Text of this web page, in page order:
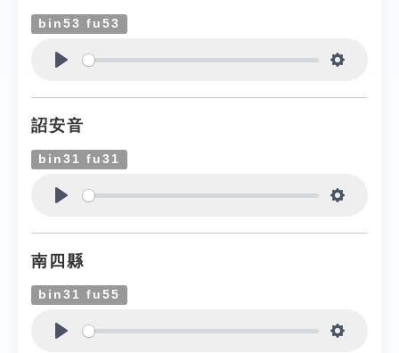
bin53 fu53
詔安音
bin31 fu31
南四縣
bin31 fu55